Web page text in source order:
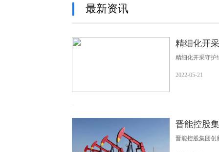
最新资讯
精细化开
精细化开采守护
2022-05-21
晋能控股
晋能控股集团创